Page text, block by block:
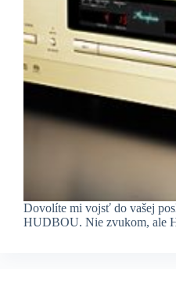
Dovolíte mi vojsť do vašej
HUDBOU. Nie zvukom, ale